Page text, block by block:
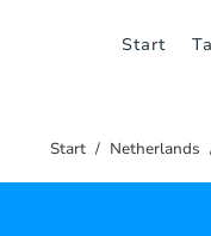
Start
Start Netherlands